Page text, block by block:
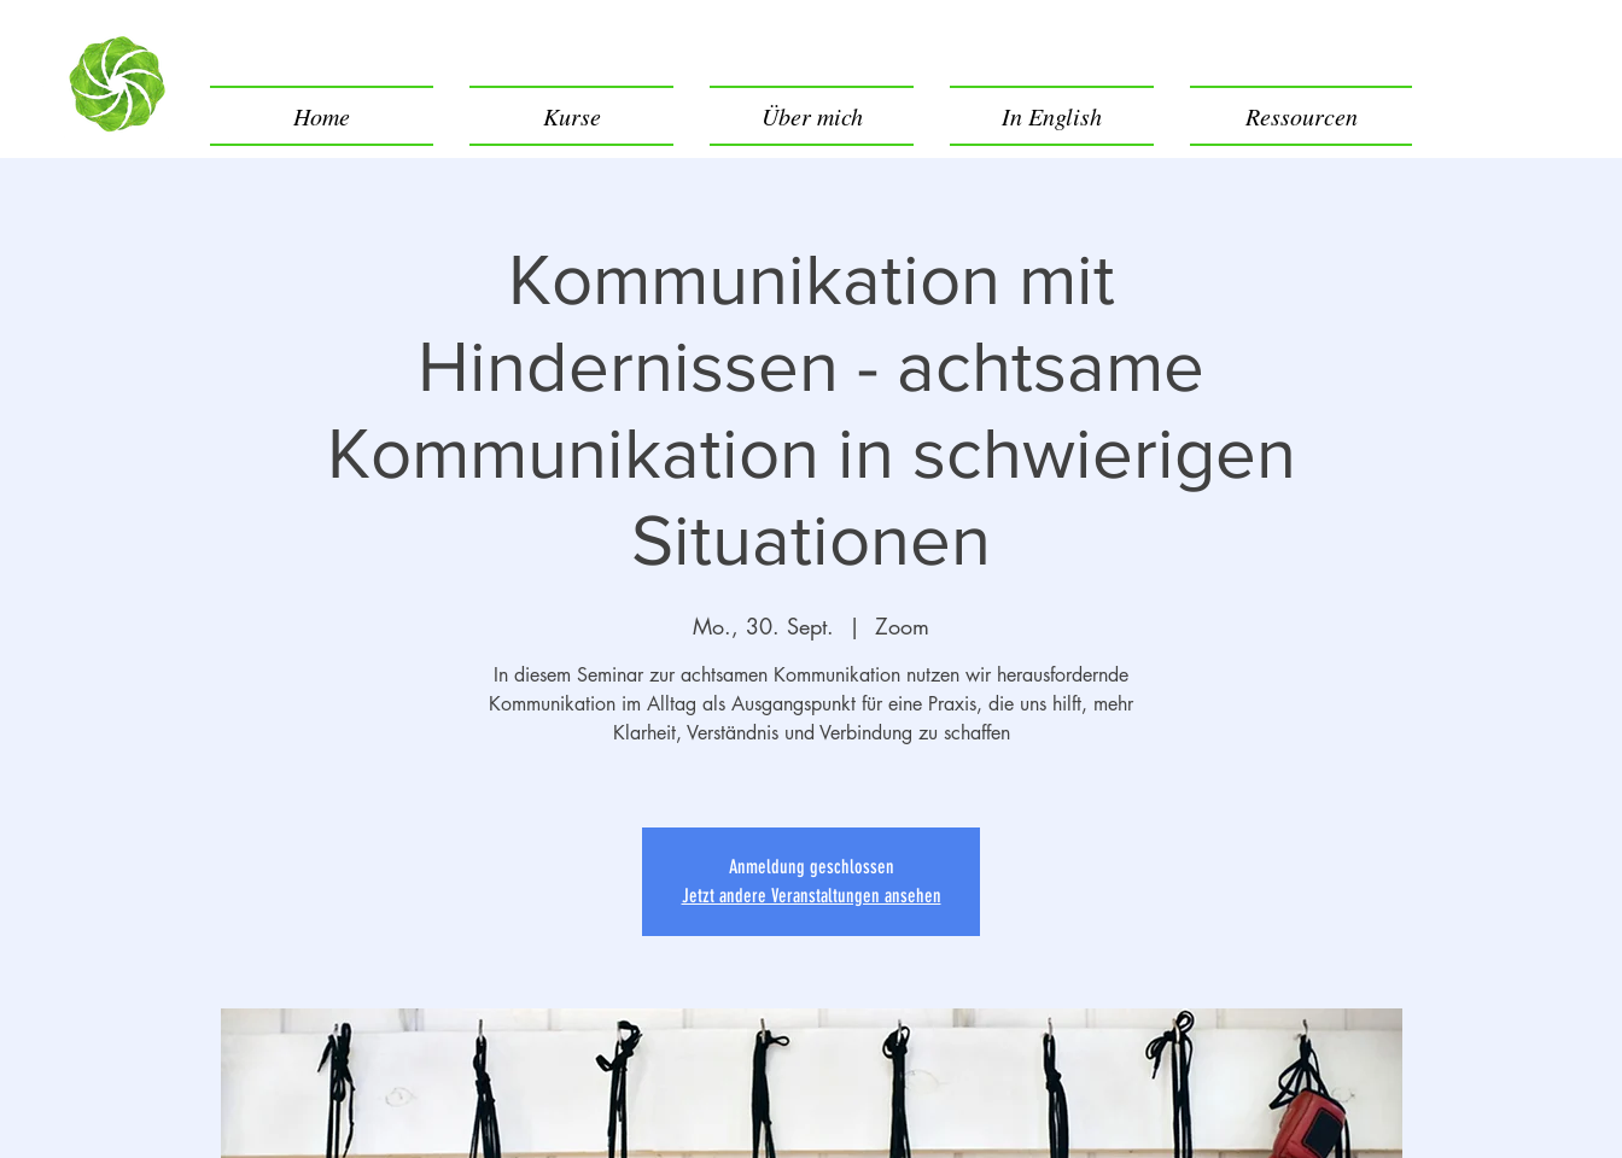
Home Kurse Über mich In English Ressourcen
Kommunikation mit
Hindernissen - achtsame
Kommunikation in schwierigen
Situationen
Mo., 30. Sept.
  |
Zoom
In diesem Seminar zur achtsamen Kommunikation nutzen wir herausfordernde
Kommunikation im Alltag als Ausgangspunkt für eine Praxis, die uns hilft, mehr
Klarheit, Verständnis und Verbindung zu schaffen
Anmeldung geschlossen
Jetzt andere Veranstaltungen ansehen